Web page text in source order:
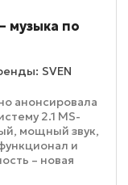
музыка по
SVEN
анонсировала
2.1 MS-
мощный звук,
и
– новая